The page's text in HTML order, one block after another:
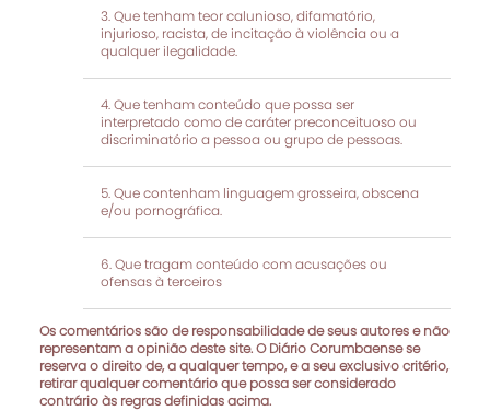
Que tenham teor calunioso, difamatório,
injurioso, racista, de incitação à violência ou a
qualquer ilegalidade.
Que tenham conteúdo que possa ser
interpretado como de caráter preconceituoso ou
discriminatório a pessoa ou grupo de pessoas.
Que contenham linguagem grosseira, obscena
e/ou pornográfica.
Que tragam conteúdo com acusações ou
ofensas à terceiros
Os comentários são de responsabilidade de seus autores e não
representam a opinião deste site. O Diário Corumbaense se
reserva o direito de, a qualquer tempo, e a seu exclusivo critério,
retirar qualquer comentário que possa ser considerado
contrário às regras definidas acima.